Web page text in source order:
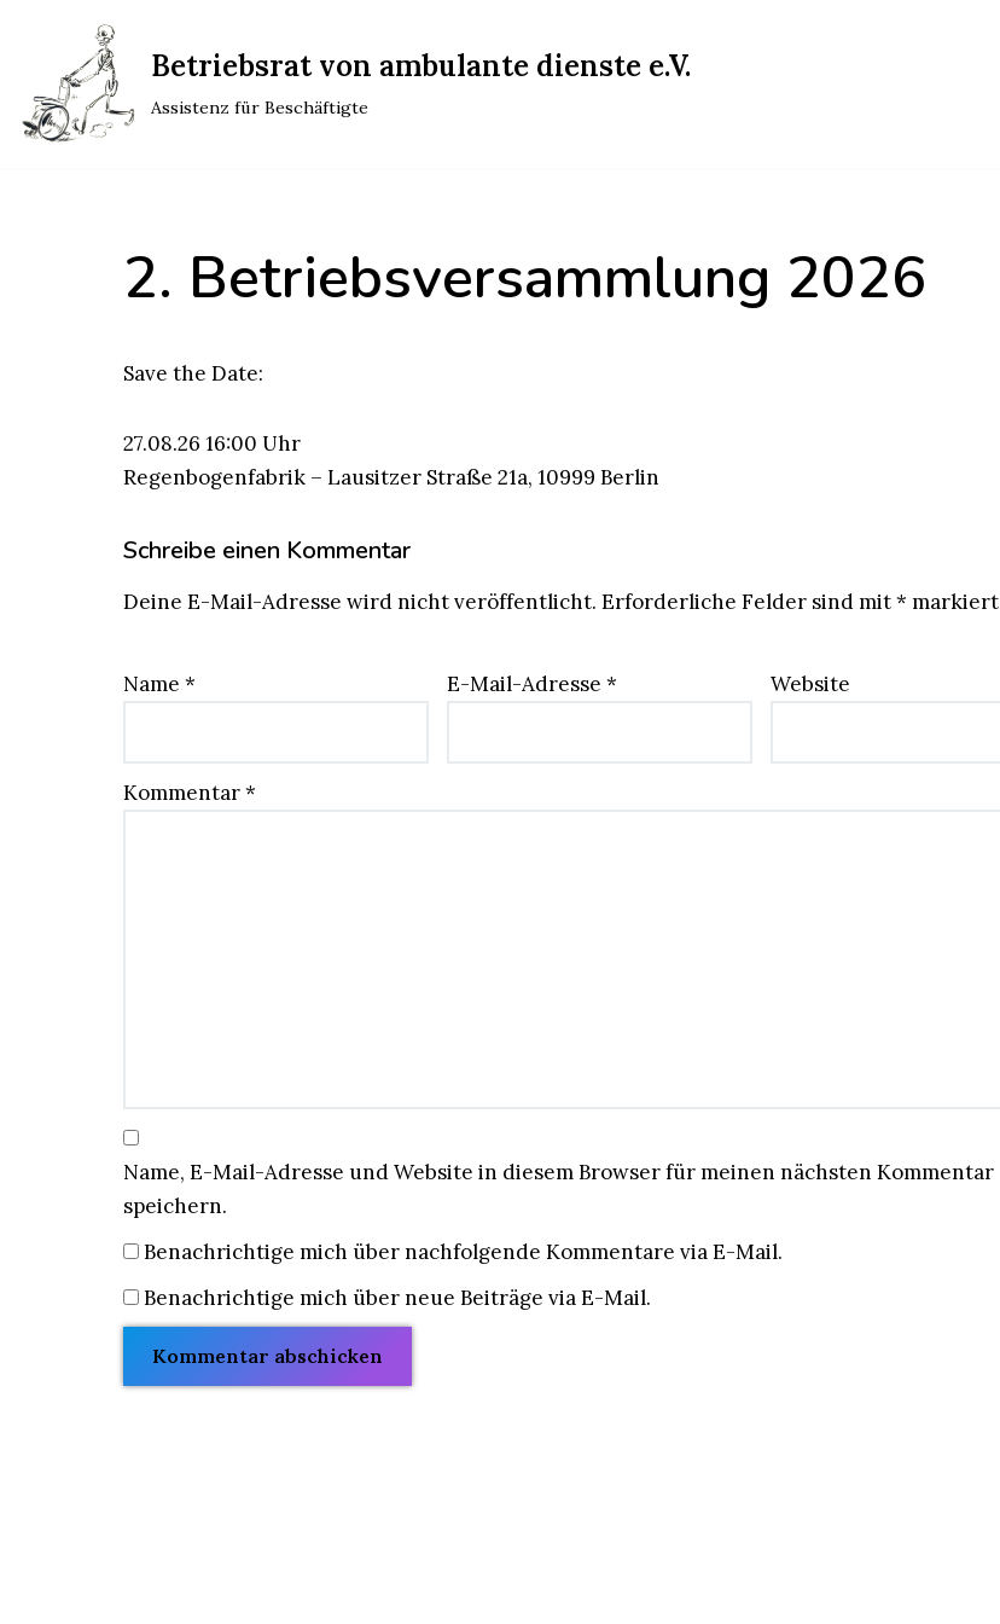
Inhalt
springen
Betriebsrat von ambulante dienste e.V.
Assistenz für Beschäftigte
2. Betriebsversammlung 2026
Save the Date:
27.08.26 16:00 Uhr
Regenbogenfabrik – Lausitzer Straße 21a, 10999 Berlin
Schreibe einen Kommentar
Deine E-Mail-Adresse wird nicht veröffentlicht. Erforderliche Felder sind mit* markiert
Name * E-Mail-Adresse * Website
Kommentar*
Name, E-Mail-Adresse und Website in diesem Browser für meinen nächsten Kommentar
speichern.
Benachrichtige mich über nachfolgende Kommentare via E-Mail.
Benachrichtige mich über neue Beiträge via E-Mail.